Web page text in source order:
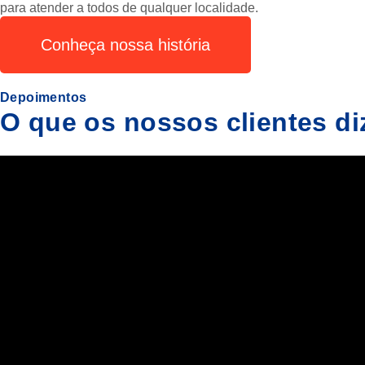
para atender a todos de qualquer localidade.
Conheça nossa história
Depoimentos
O que os nossos clientes